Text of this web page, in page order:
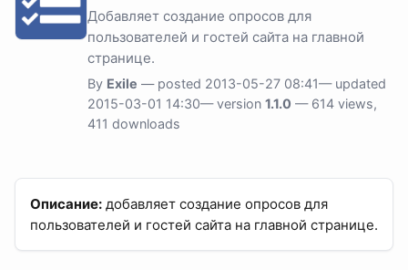
Добавляет создание опросов для
пользователей и гостей сайта на главной
странице.
By Exile — posted 2013-05-27 08:41— updated
2015-03-01 14:30— version 1.1.0 — 614 views,
411 downloads
Описание: добавляет создание опросов для
пользователей и гостей сайта на главной странице.